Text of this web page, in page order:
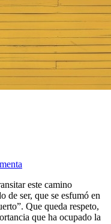
este camino
de ser, que se esfumó en
Que queda respeto,
que ha ocupado la